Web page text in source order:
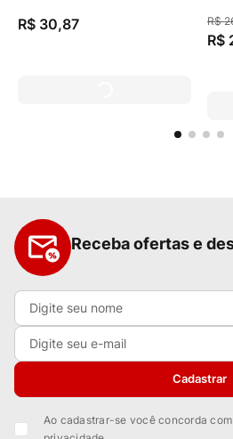
R$ 30,87 R$
R$
Receba ofertas e
Cadastrar
Ao cadastrar-se você concorda